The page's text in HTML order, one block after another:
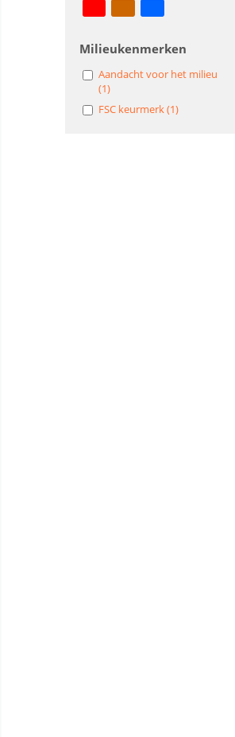
Milieukenmerken
Aandacht voor het milieu
(1)
FSC keurmerk (1)